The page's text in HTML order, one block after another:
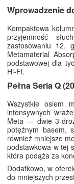
Wprowadzenie
Kompaktowa
przyjemność
zastosowaniu 12.
Metamaterial
podstawowej dla
Hi-Fi.
Pełna Seria Q
Wszystkie osiem
intensywnych
Meta — dwie 3-
potężnym basem,
również mniejsze
podstawkowa w tej
która podąża za
Dodatkowo, w
do mniejszych